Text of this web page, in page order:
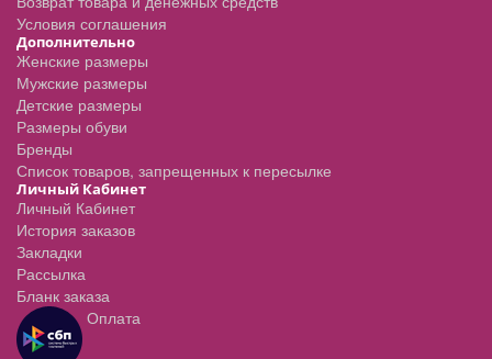
Условия соглашения
Дополнительно
Женские размеры
Мужские размеры
Детские размеры
Размеры обуви
Бренды
Список товаров, запрещенных к пересылке
Личный Кабинет
Личный Кабинет
История заказов
Закладки
Рассылка
Бланк заказа
Оплата